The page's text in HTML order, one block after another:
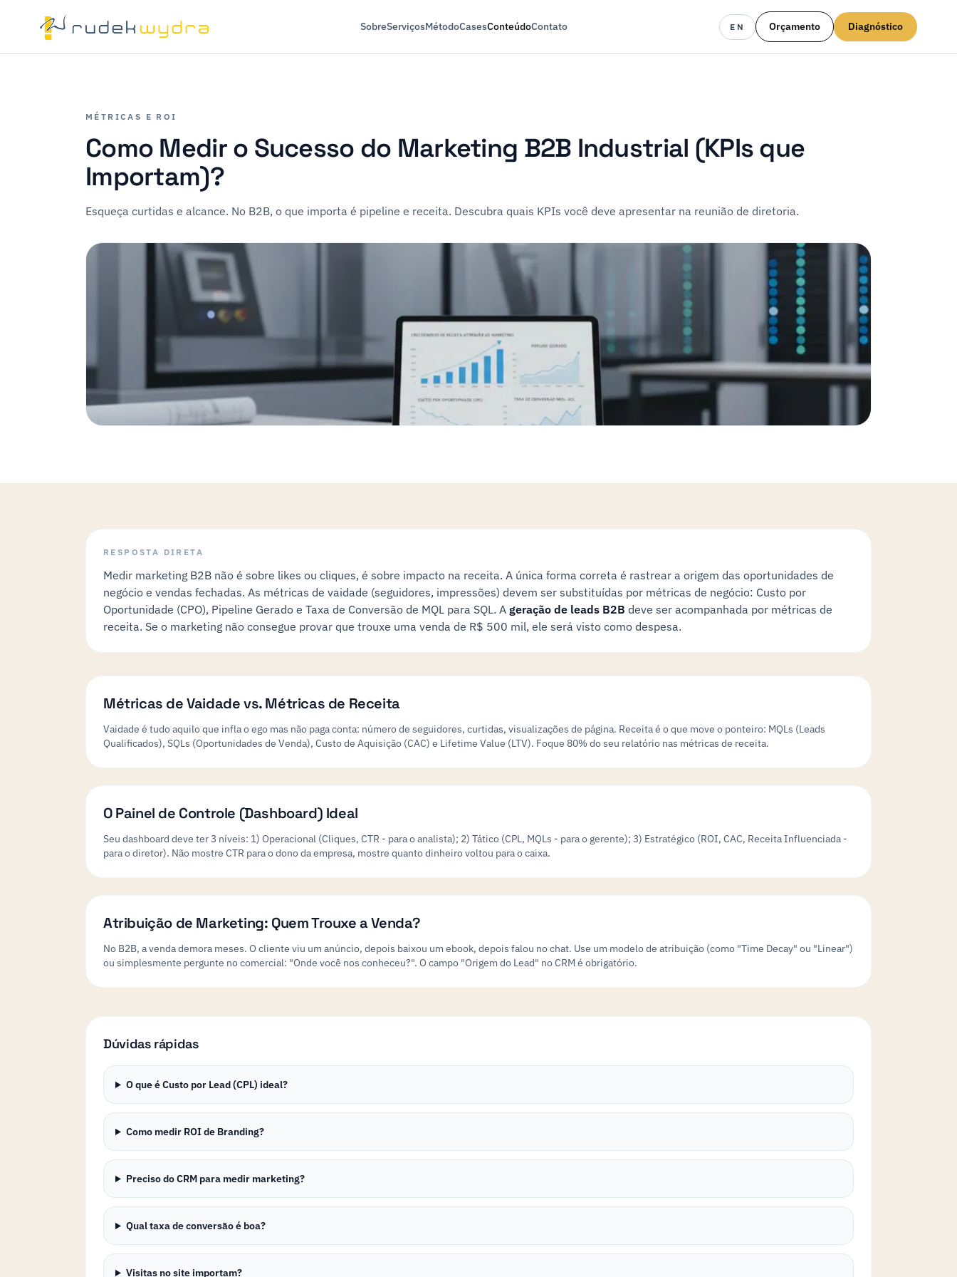
SobreServiçosMétodoCasesConteúdoContato EN Orçamento Diagnóstico
MÉTRICAS E ROI
Como Medir o Sucesso do Marketing B2B Industrial (KPIs que
Importam)?
Esqueça curtidas e alcance. No B2B, o que importa é pipeline e receita. Descubra quais KPIs você deve apresentar na reunião de diretoria.
RESPOSTA DIRETA
Medir marketing B2B não é sobre likes ou cliques, é sobre impacto na receita. A única forma correta é rastrear a origem das oportunidades de
negócio e vendas fechadas. As métricas de vaidade (seguidores, impressões) devem ser substituídas por métricas de negócio: Custo por
Oportunidade (CPO), Pipeline Gerado e Taxa de Conversão de MQL para SQL. A geração de leads B2B deve ser acompanhada por métricas de
receita. Se o marketing não consegue provar que trouxe uma venda de R$ 500 mil, ele será visto como despesa.
Métricas de Vaidade vs. Métricas de Receita
Vaidade é tudo aquilo que infla o ego mas não paga conta: número de seguidores, curtidas, visualizações de página. Receita é o que move o ponteiro: MQLs (Leads
Qualificados), SQLs (Oportunidades de Venda), Custo de Aquisição (CAC) e Lifetime Value (LTV). Foque 80% do seu relatório nas métricas de receita.
O Painel de Controle (Dashboard) Ideal
Seu dashboard deve ter 3 níveis: 1) Operacional (Cliques, CTR - para o analista); 2) Tático (CPL, MQLs - para o gerente); 3) Estratégico (ROI, CAC, Receita Influenciada -
para o diretor). Não mostre CTR para o dono da empresa, mostre quanto dinheiro voltou para o caixa.
Atribuição de Marketing: Quem Trouxe a Venda?
No B2B, a venda demora meses. O cliente viu um anúncio, depois baixou um ebook, depois falou no chat. Use um modelo de atribuição (como "Time Decay" ou "Linear")
ou simplesmente pergunte no comercial: "Onde você nos conheceu?". O campo "Origem do Lead" no CRM é obrigatório.
Dúvidas rápidas
O que é Custo por Lead (CPL) ideal?
Como medir ROI de Branding?
Preciso do CRM para medir marketing?
Qual taxa de conversão é boa?
Visitas no site importam?